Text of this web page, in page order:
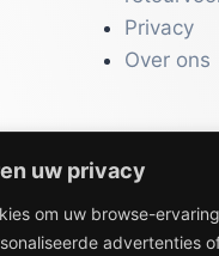
uw privacy
om uw browse-
advertenties
Privacy
Over ons